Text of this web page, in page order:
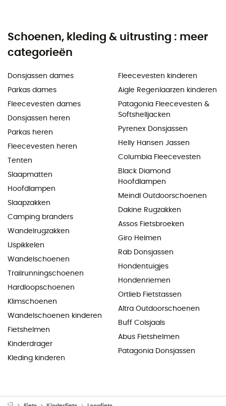
Schoenen, kleding & uitrusting : meer
categorieën
Donsjassen dames
Parkas dames
Fleecevesten dames
Donsjassen heren
Parkas heren
Fleecevesten heren
Tenten
Slaapmatten
Hoofdlampen
Slaapzakken
Camping branders
Wandelrugzakken
IJspikkelen
Wandelschoenen
Trailrunningschoenen
Hardloopschoenen
Klimschoenen
Wandelschoenen kinderen
Fietshelmen
Kinderdrager
Kleding kinderen
Fleecevesten kinderen
Aigle Regenlaarzen kinderen
Patagonia Fleecevesten &
Softshelljacken
Pyrenex Donsjassen
Helly Hansen Jassen
Columbia Fleecevesten
Black Diamond
Hoofdlampen
Meindl Outdoorschoenen
Dakine Rugzakken
Assos Fietsbroeken
Giro Helmen
Rab Donsjassen
Hondentuigjes
Hondenriemen
Ortlieb Fietstassen
Altra Outdoorschoenen
Buff Colsjaals
Abus Fietshelmen
Patagonia Donsjassen